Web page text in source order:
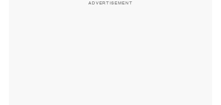
ADVERTISEMENT